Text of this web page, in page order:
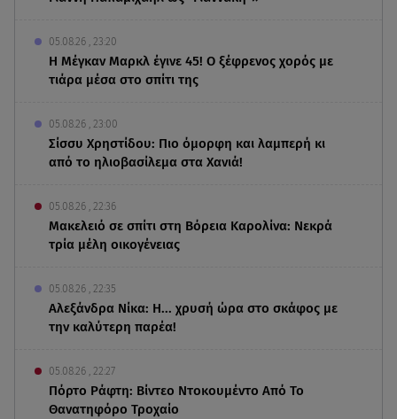
05.08.26 , 23:20
Η Μέγκαν Μαρκλ έγινε 45! Ο ξέφρενος χορός με
τιάρα μέσα στο σπίτι της
05.08.26 , 23:00
Σίσσυ Χρηστίδου: Πιο όμορφη και λαμπερή κι
από το ηλιοβασίλεμα στα Χανιά!
05.08.26 , 22:36
Μακελειό σε σπίτι στη Βόρεια Καρολίνα: Νεκρά
τρία μέλη οικογένειας
05.08.26 , 22:35
Αλεξάνδρα Νίκα: Η... χρυσή ώρα στο σκάφος με
την καλύτερη παρέα!
05.08.26 , 22:27
Πόρτο Ράφτη: Bίντεο Ντοκουμέντο Από Το
Θανατηφόρο Τροχαίο